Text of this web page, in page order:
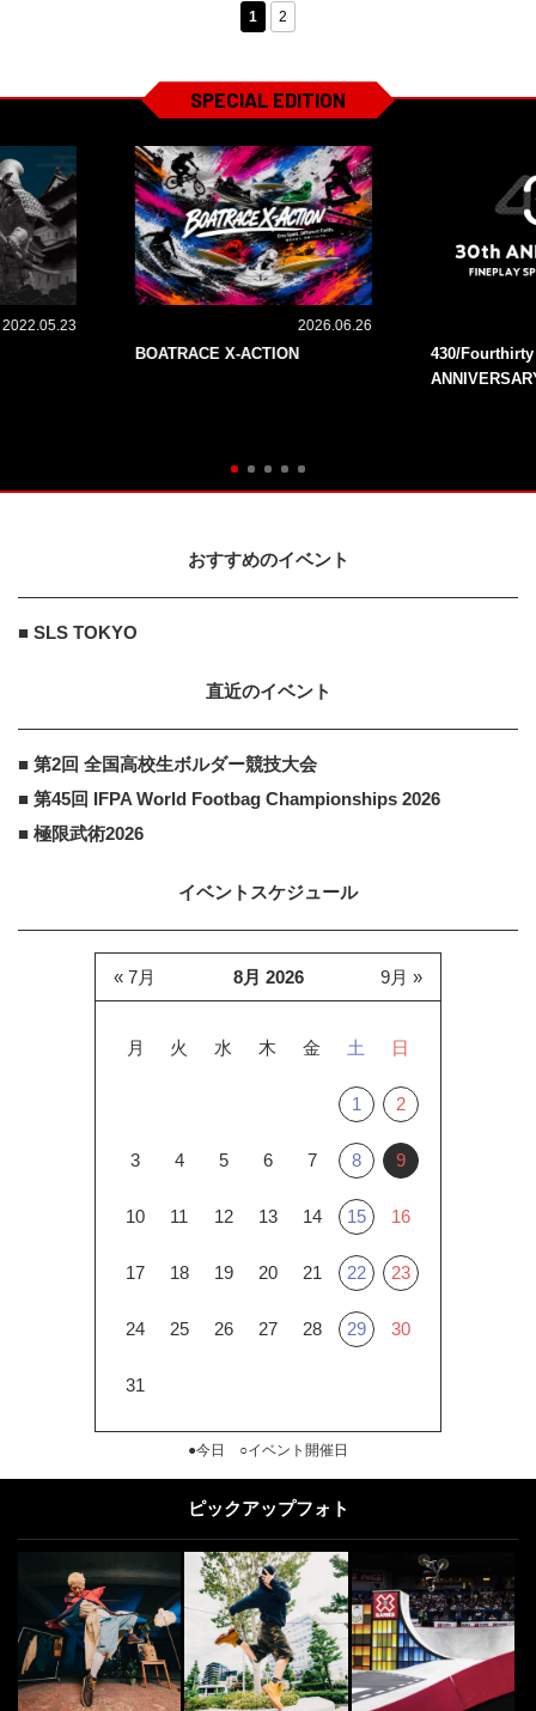
1 2
SPECIAL EDITION
2022.05.23 2026.06.26
BOATRACE X-ACTION
430/
おすすめのイベント
■ SLS TOKYO
直近のイベント
■ 第2回 全国高校生ボルダー競技大会
■ 第45回 IFPA World Footbag Championships 2026
■ 極限武術2026
イベントスケジュール
8月 2026
月 火 水 木 金 土 日
1 2
3 4 5 6 7 8 9
10 11 12 13 14 15 16
17 18 19 20 21 22 23
24 25 26 27 28 29 30
31
« 7月 9月 »
●今日 ○イベント開催日
ピックアップフォト